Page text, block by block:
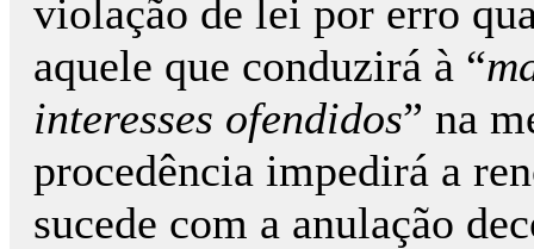
violação de lei por erro
aquele que conduzirá à “
interesses ofendidos” na
procedência impedirá a
sucede com a anulação